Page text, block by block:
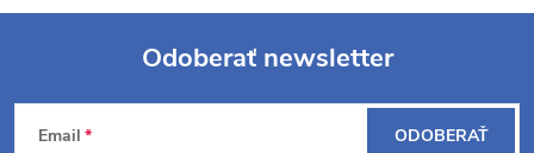
Z
Odoberať newsletter
Email ODOBERAŤ